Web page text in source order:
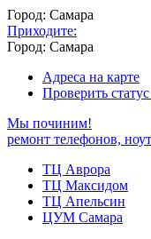
Город: Самара
Приходите:
Город: Самара
Адреса на карте
Проверить
Мы починим!
ремонт телефонов,
ТЦ Аврора
ТЦ Максидом
ТЦ Апельсин
ЦУМ Самара